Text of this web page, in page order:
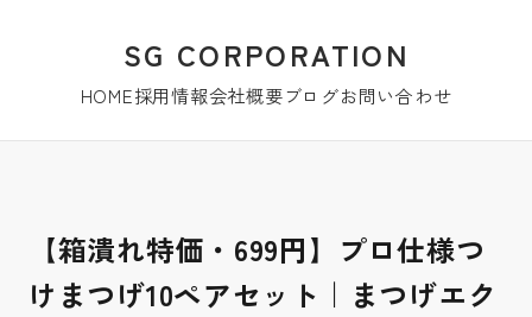
SG CORPORATION
HOME採用情報会社概要ブログお問い合わせ
【箱潰れ特価・699円】プロ仕様つ
けまつげ10ペアセット｜まつげエク